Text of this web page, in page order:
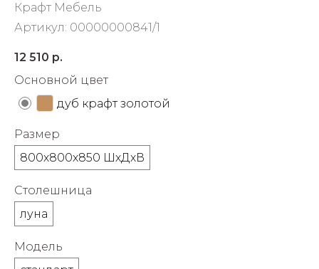
Крафт Мебель
Артикул: 00000000841/1
12 510 р.
Основной цвет
дуб крафт золотой
Размер
800х800х850 ШхДхВ
Столешница
луна
Модель
Оставшиеся
списыватьсяс вашей карты
Подробнее
об оплате Плайтом
недели